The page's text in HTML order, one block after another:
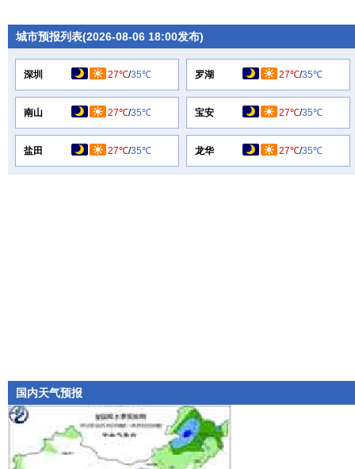
城市预报列表(2026-08-06 18:00发布)
深圳 27℃/35℃ 罗湖 27℃/35℃
南山 27℃/35℃ 宝安 27℃/35℃
盐田 27℃/35℃ 龙华 27℃/35℃
国内天气预报